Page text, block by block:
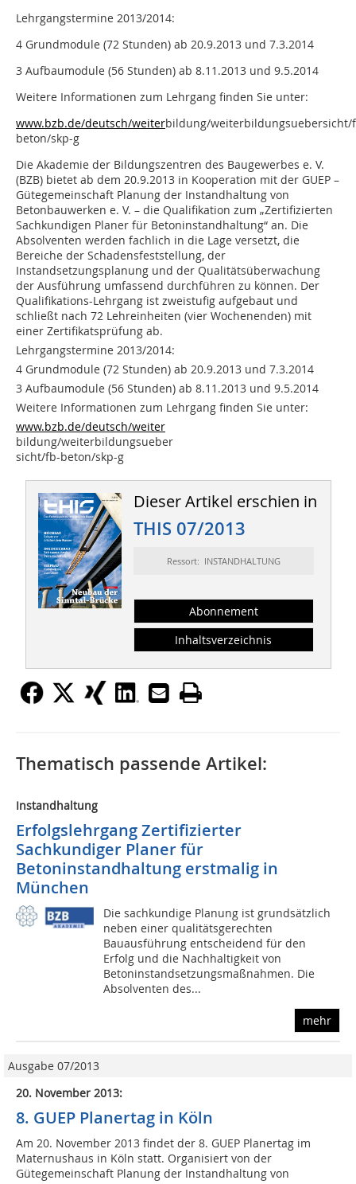
Lehrgangstermine 2013/2014:
4 Grundmodule (72 Stunden) ab 20.9.2013 und 7.3.2014
3 Aufbaumodule (56 Stunden) ab 8.11.2013 und 9.5.2014
Weitere Informationen zum Lehrgang finden Sie unter:
www.bzb.de/deutsch/weiterbildung/weiterbildungsuebersicht/
beton/skp-g
Die Akademie der Bildungszentren des Baugewerbes e. V.
(BZB) bietet ab dem 20.9.2013 in Kooperation mit der GUEP –
Gütegemeinschaft Planung der Instandhaltung von
Betonbauwerken e. V. – die Qualifikation zum „Zertifizierten
Sachkundigen Planer für Betoninstandhaltung“ an. Die
Absolventen werden fachlich in die Lage versetzt, die
Bereiche der Schadensfeststellung, der
Instandsetzungsplanung und der Qualitätsüberwachung
der Ausführung umfassend durchführen zu können. Der
Qualifikations-Lehrgang ist zweistufig aufgebaut und
schließt nach 72 Lehreinheiten (vier Wochenenden) mit
einer Zertifikatsprüfung ab.
Lehrgangstermine 2013/2014:
4 Grundmodule (72 Stunden) ab 20.9.2013 und 7.3.2014
3 Aufbaumodule (56 Stunden) ab 8.11.2013 und 9.5.2014
Weitere Informationen zum Lehrgang finden Sie unter:
www.bzb.de/deutsch/weiter
bildung/weiterbildungsueber
sicht/fb-beton/skp-g
Dieser Artikel erschien in
THIS 07/2013
Ressort: INSTANDHALTUNG
Abonnement
Inhaltsverzeichnis
Thematisch passende Artikel:
Instandhaltung
Erfolgslehrgang Zertifizierter
Sachkundiger Planer für
Betoninstandhaltung erstmalig in
München
Die sachkundige Planung ist grundsätzlich
neben einer qualitätsgerechten
Bauausführung entscheidend für den
Erfolg und die Nachhaltigkeit von
Betoninstandsetzungsmaßnahmen. Die
Absolventen des...
mehr
Ausgabe 07/2013
20. November 2013:
8. GUEP Planertag in Köln
Am 20. November 2013 findet der 8. GUEP Planertag im
Maternushaus in Köln statt. Organisiert von der
Gütegemeinschaft Planung der Instandhaltung von